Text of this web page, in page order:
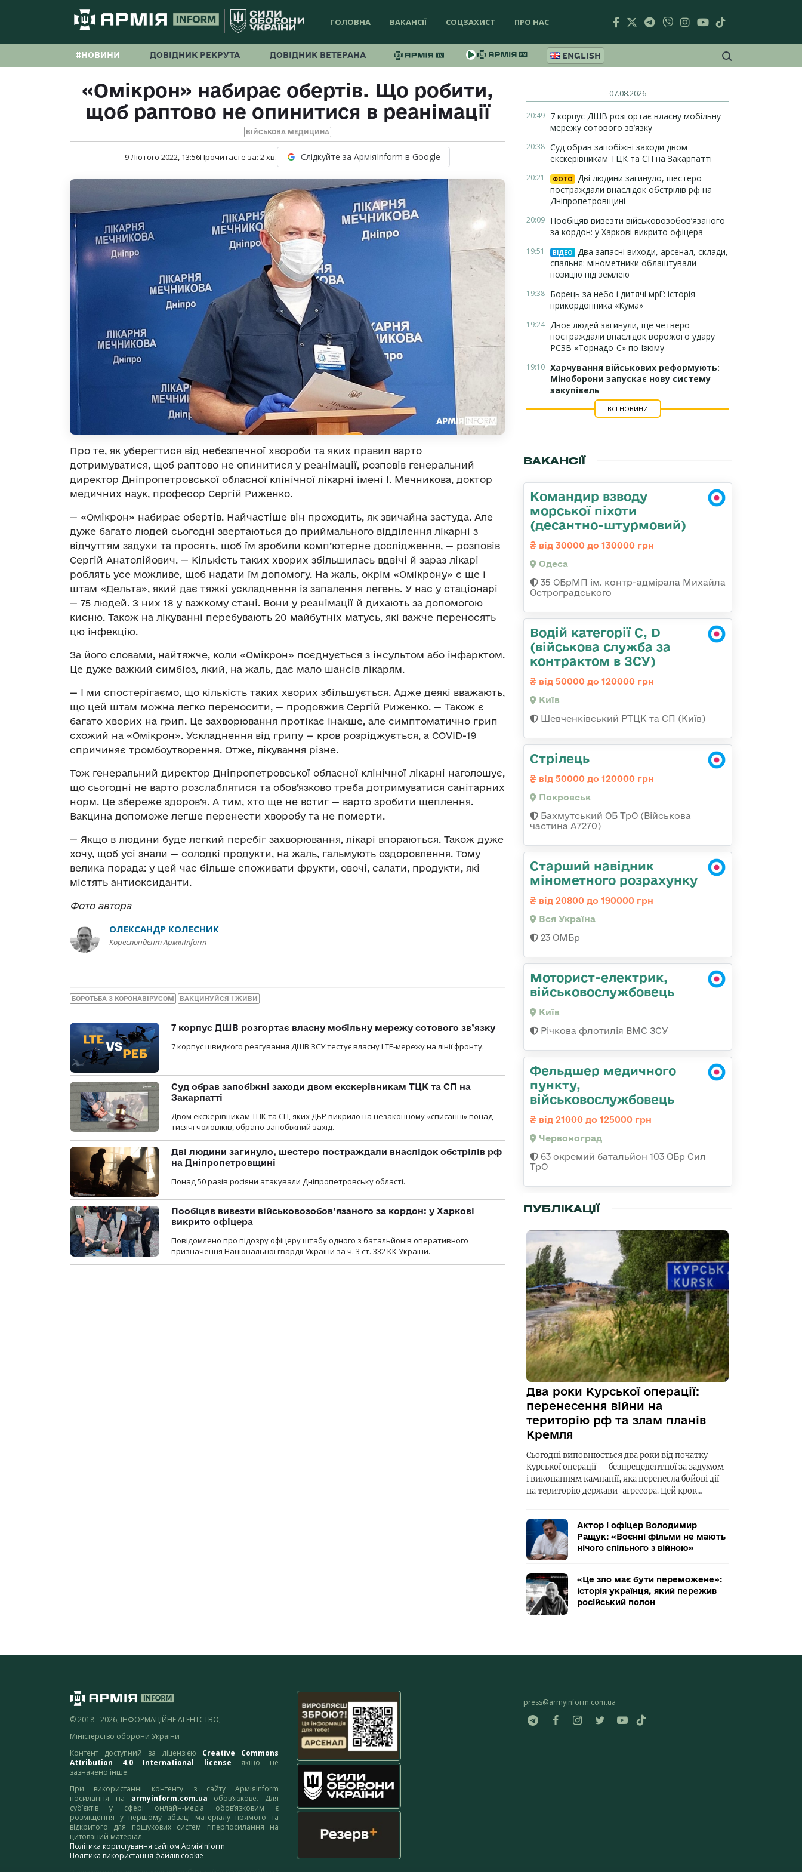
ГОЛОВНА ВАКАНСІЇ СОЦЗАХИСТ ПРО НАС
#НОВИНИ ДОВІДНИК РЕКРУТА ДОВІДНИК ВЕТЕРАНА ENGLISH
«Омікрон» набирає обертів. Що робити,
щоб раптово не опинитися в реанімації
ВІЙСЬКОВА МЕДИЦИНА
9 Лютого 2022, 13:56Прочитаєте за: 2хв. Слідкуйте за АрміяInform в Google
Про те, як уберегтися від небезпечної хвороби та яких правил варто
дотримуватися, щоб раптово не опинитися у реанімації, розповів генеральний
директор Дніпропетровської обласної клінічної лікарні імені І. Мечникова, доктор
медичних наук, професор Сергій Риженко.
— «Омікрон» набирає обертів. Найчастіше він проходить, як звичайна застуда. Але
дуже багато людей сьогодні звертаються до приймального відділення лікарні з
відчуттям задухи та просять, щоб їм зробили комп’ютерне дослідження, — розповів
Сергій Анатолійович. — Кількість таких хворих збільшилась вдвічі й зараз лікарі
роблять усе можливе, щоб надати їм допомогу. На жаль, окрім «Омікрону» є ще і
штам «Дельта», який дає тяжкі ускладнення із запалення легень. У нас у стаціонарі
— 75 людей. З них 18 у важкому стані. Вони у реанімації й дихають за допомогою
кисню. Також на лікуванні перебувають 20 майбутніх матусь, які важче переносять
цю інфекцію.
За його словами, найтяжче, коли «Омікрон» поєднується з інсультом або інфарктом.
Це дуже важкий симбіоз, який, на жаль, дає мало шансів лікарям.
— І ми спостерігаємо, що кількість таких хворих збільшується. Адже деякі вважають,
що цей штам можна легко переносити, — продовжив Сергій Риженко. — Також є
багато хворих на грип. Це захворювання протікає інакше, але симптоматично грип
схожий на «Омікрон». Ускладнення від грипу — кров розріджується, а COVID-19
спричиняє тромбоутворення. Отже, лікування різне.
Тож генеральний директор Дніпропетровської обласної клінічної лікарні наголошує,
що сьогодні не варто розслаблятися та обов’язково треба дотримуватися санітарних
норм. Це збереже здоров’я. А тим, хто ще не встиг — варто зробити щеплення.
Вакцина допоможе легше перенести хворобу та не померти.
— Якщо в людини буде легкий перебіг захворювання, лікарі впораються. Також дуже
хочу, щоб усі знали — солодкі продукти, на жаль, гальмують оздоровлення. Тому
велика порада: у цей час більше споживати фрукти, овочі, салати, продукти, які
містять антиоксиданти.
Фото автора
ОЛЕКСАНДР КОЛЕСНИК
Кореспондент АрміяInform
БОРОТЬБА З КОРОНАВІРУСОМ ВАКЦИНУЙСЯ І ЖИВИ
7 корпус ДШВ розгортає власну мобільну мережу сотового зв’язку
7 корпус швидкого реагування ДШВ ЗСУ тестує власну LTE-мережу на лінії фронту.
Суд обрав запобіжні заходи двом екскерівникам ТЦК та СП на
Закарпатті
Двом екскерівникам ТЦК та СП, яких ДБР викрило на незаконному «списанні» понад
тисячі чоловіків, обрано запобіжний захід.
Дві людини загинуло, шестеро постраждали внаслідок обстрілів рф
на Дніпропетровщині
Понад 50 разів росіяни атакували Дніпропетровську області.
Пообіцяв вивезти військовозобов’язаного за кордон: у Харкові
викрито офіцера
Повідомлено про підозру офіцеру штабу одного з батальйонів оперативного
призначення Національної гвардії України за ч. 3 ст. 332 КК України.
07.08.2026
20:49 7 корпус ДШВ розгортає власну мобільну
мережу сотового зв’язку
20:38 Суд обрав запобіжні заходи двом
екскерівникам ТЦК та СП на Закарпатті
20:21 ФОТО
Дві людини загинуло, шестеро
постраждали внаслідок обстрілів рф на
Дніпропетровщині
20:09 Пообіцяв вивезти військовозобов’язаного
за кордон: у Харкові викрито офіцера
19:51 ВІДЕО
Два запасні виходи, арсенал, склади,
спальня: мінометники облаштували
позицію під землею
19:38 Борець за небо і дитячі мрії: історія
прикордонника «Кума»
19:24 Двоє людей загинули, ще четверо
постраждали внаслідок ворожого удару
РСЗВ «Торнадо-С» по Ізюму
19:10 Харчування військових реформують:
Міноборони запускає нову систему
закупівель
ВСІ НОВИНИ
ВАКАНСІЇ
Командир взводу
морської піхоти
(десантно-штурмовий)
від 30000 до 130000 грн
Одеса
35 ОБрМП ім. контр-адмірала Михайла
Остроградського
Водій категорії C, D
(військова служба за
контрактом в ЗСУ)
від 50000 до 120000 грн
Київ
Шевченківський РТЦК та СП (Київ)
Стрілець
від 50000 до 120000 грн
Покровськ
Бахмутський ОБ ТрО (Військова
частина А7270)
Старший навідник
мінометного розрахунку
від 20800 до 190000 грн
Вся Україна
23 ОМБр
Моторист-електрик,
військовослужбовець
Київ
Річкова флотилія ВМС ЗСУ
Фельдшер медичного
пункту,
військовослужбовець
від 21000 до 125000 грн
Червоноград
63 окремий батальйон 103 ОБр Сил
ТрО
ПУБЛІКАЦІЇ
Два роки Курської операції:
перенесення війни на
територію рф та злам планів
Кремля
Сьогодні виповнюється два роки від початку
Курської операції — безпрецедентної за задумом
і виконанням кампанії, яка перенесла бойові дії
на територію держави-агресора. Цей крок…
Актор і офіцер Володимир
Ращук: «Воєнні фільми не мають
нічого спільного з війною»
«Це зло має бути переможене»:
історія українця, який пережив
російський полон
© 2018 - 2026, ІНФОРМАЦІЙНЕ АГЕНТСТВО,
Міністерство оборони України
Контент доступний за ліцензією Creative Commons
Attribution 4.0 International license якщо не
зазначено інше.
При використанні контенту з сайту АрміяInform
посилання на armyinform.com.ua обов’язкове. Для
суб’єктів у сфері онлайн-медіа обов’язковим є
розміщення у першому абзаці матеріалу прямого та
відкритого для пошукових систем гіперпосилання на
цитований матеріал.
Політика користування сайтом АрміяInform
Політика використання файлів cookie
press@armyinform.com.ua